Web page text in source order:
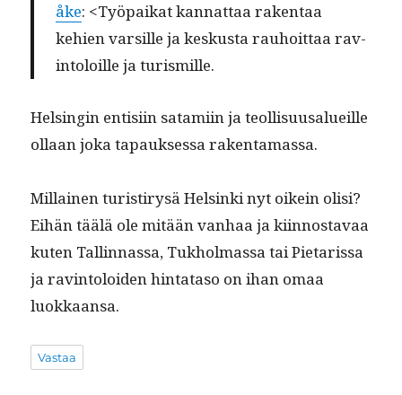
åke: <Työ­paikat kan­nat­taa rak­en­taa
kehien var­sille ja keskus­ta rauhoit­taa rav­
in­toloille ja turismille.
Helsin­gin entisi­in satami­in ja teol­lisu­usalueille
ollaan joka tapauk­ses­sa rakentamassa.
Mil­lainen tur­i­s­tirysä Helsin­ki nyt oikein olisi?
Eihän täälä ole mitään van­haa ja kiin­nos­tavaa
kuten Tallinnas­sa, Tukhol­mas­sa tai Pietaris­sa
ja rav­in­toloiden hin­tata­so on ihan omaa
luokkaansa.
Vastaa